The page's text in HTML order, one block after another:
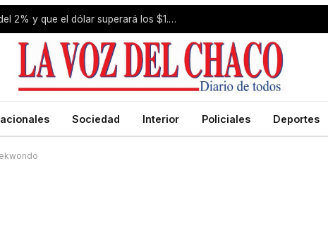
Estiman que la inflación de julio fue del 2% y que el dólar superará los $1.650 a fin de año
Sociedad Interior Policiales Deportes